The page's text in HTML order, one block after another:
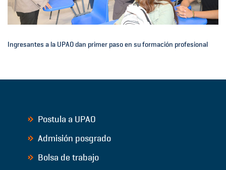
Ingresantes a la UPAO dan primer paso en su formación profesional
Postula a UPAO
Admisión posgrado
Bolsa de trabajo